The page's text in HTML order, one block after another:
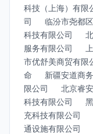
科技（上海）有限
司
临汾市尧都
科技有限公司
服务有限公司
市优舒美商贸有限
命
新疆安道商
限公司
北京睿
科技有限公司
充科技有限公司
通设施有限公司